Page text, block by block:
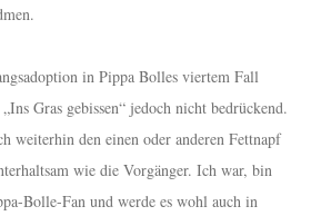
in Pippa Bolles viertem Fall
Gras gebissen“ jedoch nicht bedrückend.
weiterhin den einen oder anderen Fettnapf
wie die Vorgänger. Ich war, bin
Bolle-Fan und werde es wohl auch in